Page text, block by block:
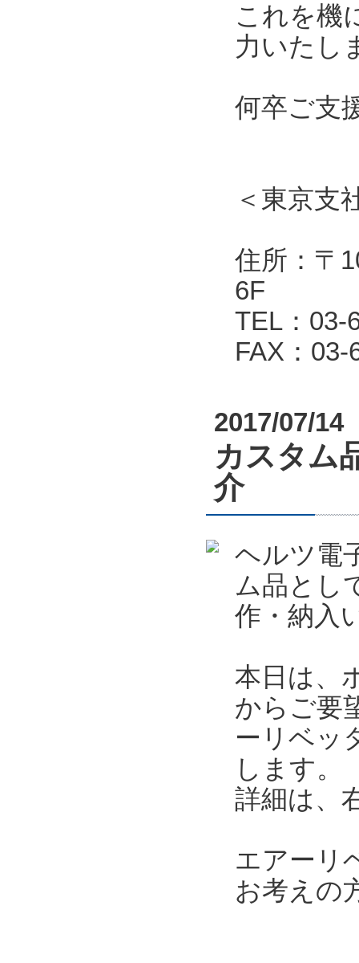
これを機
力いたし
何卒ご支
＜東京支
住所：〒
6F
TEL：03-
FAX：03-
2017/07/14
カスタム
介
ヘルツ電
ム品とし
作・納入
本日は、
からご要
ーリベッ
します。
詳細は、
エアーリ
お考えの